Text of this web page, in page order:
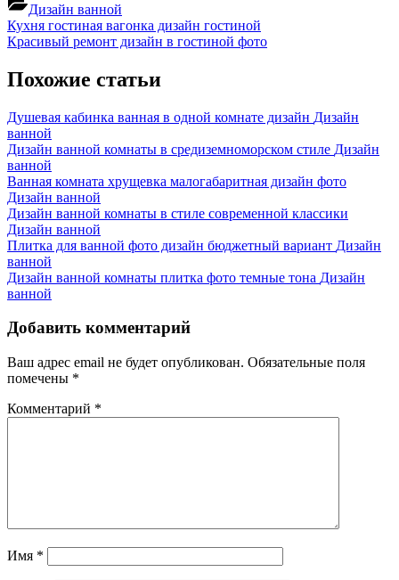
Дизайн ванной
Навигация
по
записям
Previous
Post:
Кухня гостиная вагонка дизайн гостиной
Next
Красивый ремонт дизайн в гостиной фото
Похожие статьи
Душевая кабинка ванная в одной комнате дизайн Дизайн
ванной
Дизайн ванной комнаты в средиземноморском стиле Дизайн
ванной
Ванная комната хрущевка малогабаритная дизайн фото
Дизайн ванной
Дизайн ванной комнаты в стиле современной классики
Дизайн ванной
Плитка для ванной фото дизайн бюджетный вариант Дизайн
ванной
Дизайн ванной комнаты плитка фото темные тона Дизайн
ванной
Добавить комментарий
Ваш адрес email не будет опубликован. Обязательные поля
помечены *
Комментарий *
Имя *